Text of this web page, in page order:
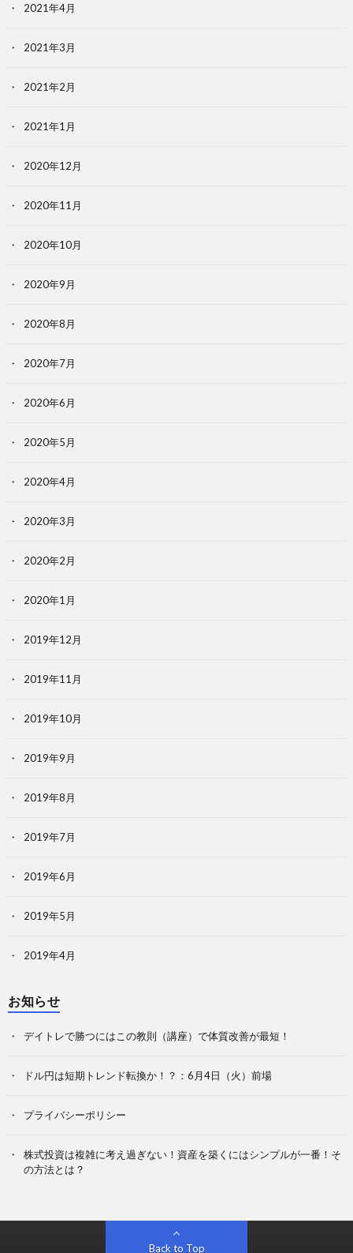
2021年4月
2021年3月
2021年2月
2021年1月
2020年12月
2020年11月
2020年10月
2020年9月
2020年8月
2020年7月
2020年6月
2020年5月
2020年4月
2020年3月
2020年2月
2020年1月
2019年12月
2019年11月
2019年10月
2019年9月
2019年8月
2019年7月
2019年6月
2019年5月
2019年4月
お知らせ
デイトレで勝つにはこの教則（講座）で体質改善が最短！
ドル円は短期トレンド転換か！？：6月4日（火）前場
プライバシーポリシー
株式投資は複雑に考え過ぎない！資産を築くにはシンプルが一番！そ
の方法とは？
Back to Top